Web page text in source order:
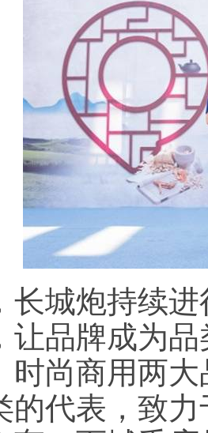
长城炮持续
让品牌成为
时尚商用两
的代表，致